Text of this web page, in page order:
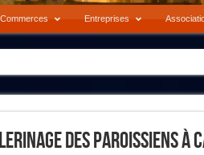
Commerces Entreprises
Des Paroissiens À